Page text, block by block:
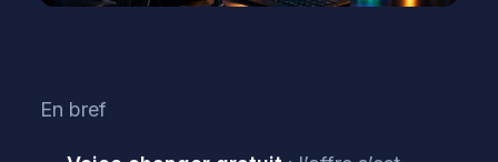
En bref